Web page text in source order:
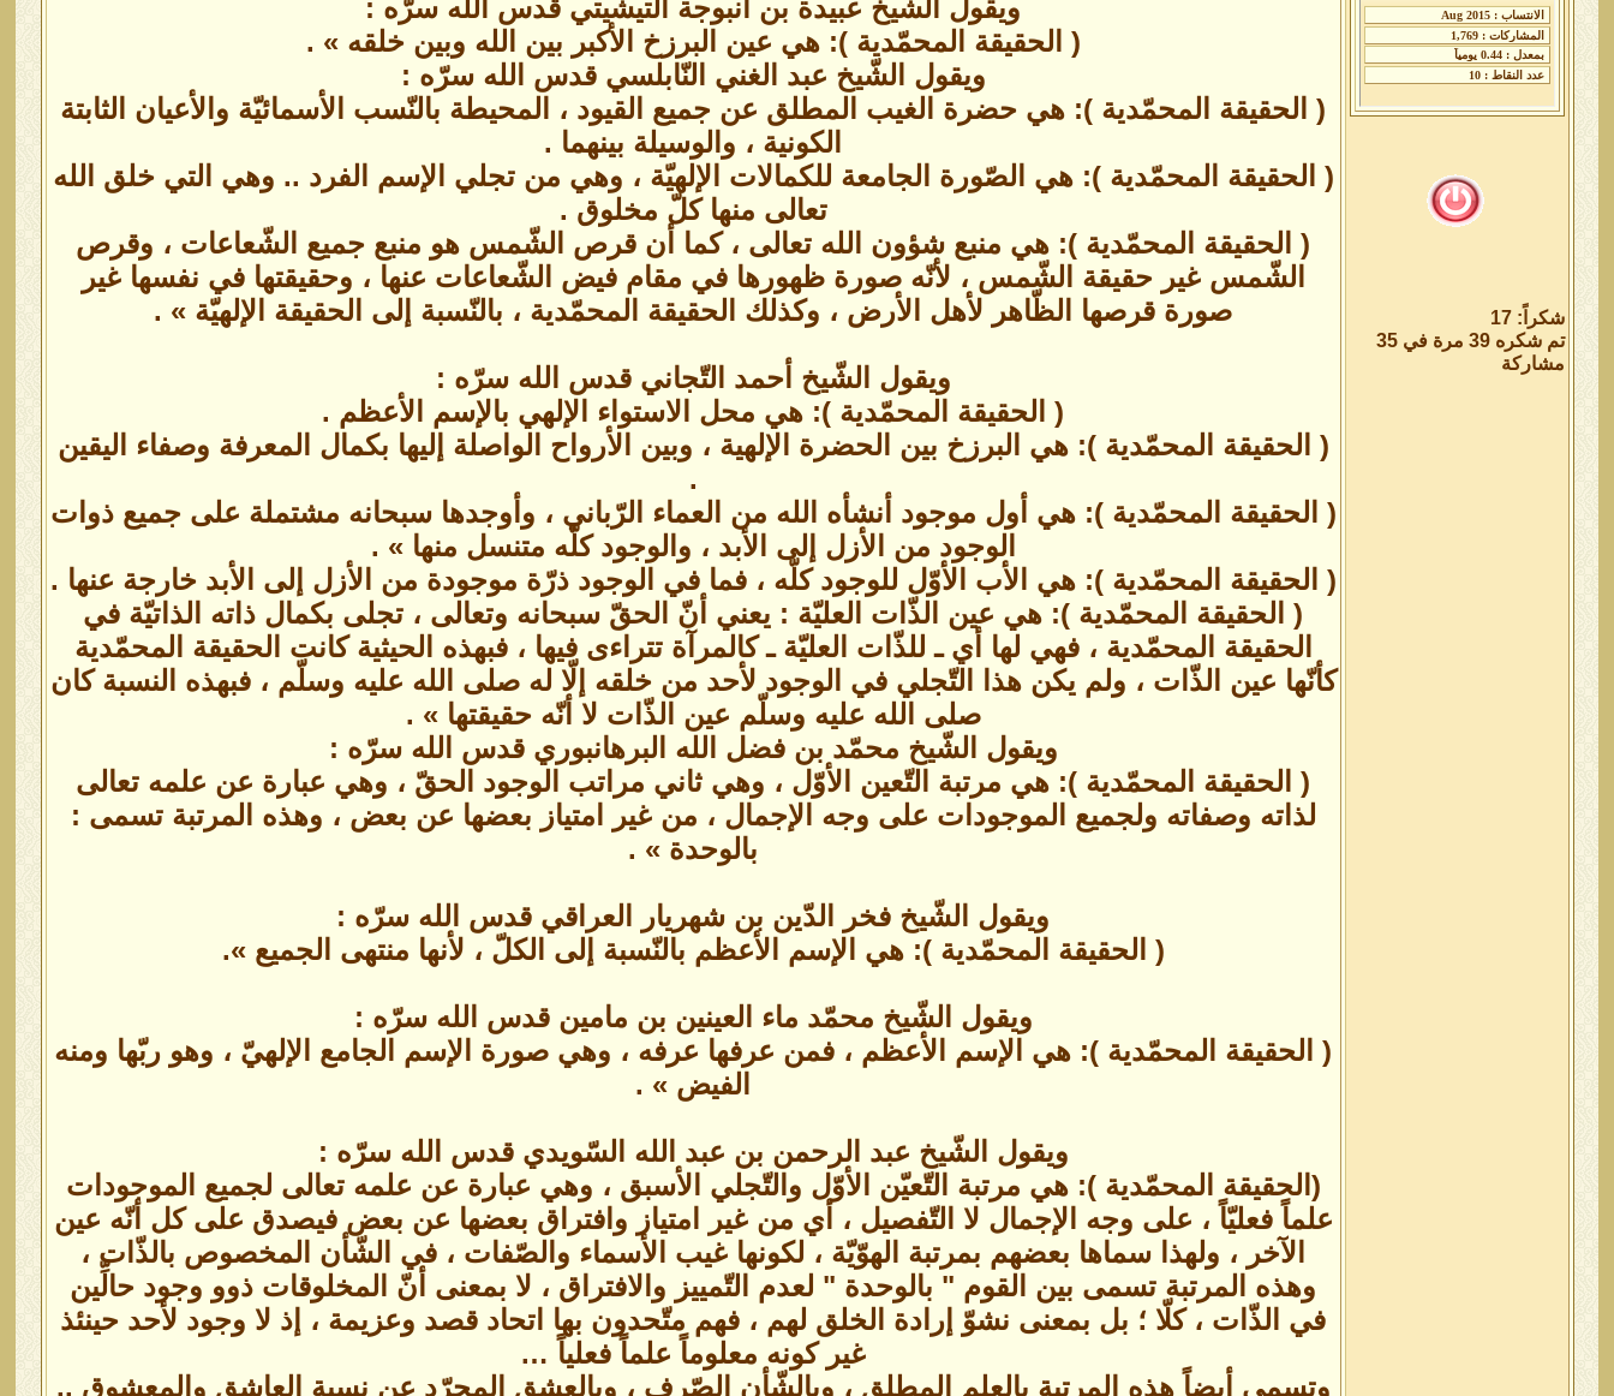
شكراً: 17
تم شكره 39 مرة في 35
مشاركة
ويقول الشّيخ عبيدة بن أنبوجة التيشيتي قدس الله سرّه :
( الحقيقة المحمّدية ): هي عين البرزخ الأكبر بين الله وبين خلقه » .
ويقول الشّيخ عبد الغني النّابلسي قدس الله سرّه :
( الحقيقة المحمّدية ): هي حضرة الغيب المطلق عن جميع القيود ، المحيطة بالنّسب الأسمائيّة والأعيان الثابتة
الكونية ، والوسيلة بينهما .
( الحقيقة المحمّدية ): هي الصّورة الجامعة للكمالات الإلهيّة ، وهي من تجلي الإسم الفرد .. وهي التي خلق الله
تعالى منها كلّ مخلوق .
( الحقيقة المحمّدية ): هي منبع شؤون الله تعالى ، كما أن قرص الشّمس هو منبع جميع الشّعاعات ، وقرص
الشّمس غير حقيقة الشّمس ، لأنّه صورة ظهورها في مقام فيض الشّعاعات عنها ، وحقيقتها في نفسها غير
صورة قرصها الظّاهر لأهل الأرض ، وكذلك الحقيقة المحمّدية ، بالنّسبة إلى الحقيقة الإلهيّة » .
ويقول الشّيخ أحمد التّجاني قدس الله سرّه :
( الحقيقة المحمّدية ): هي محل الاستواء الإلهي بالإسم الأعظم .
( الحقيقة المحمّدية ): هي البرزخ بين الحضرة الإلهية ، وبين الأرواح الواصلة إليها بكمال المعرفة وصفاء اليقين
.
( الحقيقة المحمّدية ): هي أول موجود أنشأه الله من العماء الرّباني ، وأوجدها سبحانه مشتملة على جميع ذوات
الوجود من الأزل إلى الأبد ، والوجود كلّه متنسل منها » .
( الحقيقة المحمّدية ): هي الأب الأوّل للوجود كلّه ، فما في الوجود ذرّة موجودة من الأزل إلى الأبد خارجة عنها .
( الحقيقة المحمّدية ): هي عين الذّات العليّة : يعني أنّ الحقّ سبحانه وتعالى ، تجلى بكمال ذاته الذاتيّة في
الحقيقة المحمّدية ، فهي لها أي ـ للذّات العليّة ـ كالمرآة تتراءى فيها ، فبهذه الحيثية كانت الحقيقة المحمّدية
كأنّها عين الذّات ، ولم يكن هذا التّجلي في الوجود لأحد من خلقه إلّا له صلى الله عليه وسلّم ، فبهذه النسبة كان
صلى الله عليه وسلّم عين الذّات لا أنّه حقيقتها » .
ويقول الشّيخ محمّد بن فضل الله البرهانبوري قدس الله سرّه :
( الحقيقة المحمّدية ): هي مرتبة التّعين الأوّل ، وهي ثاني مراتب الوجود الحقّ ، وهي عبارة عن علمه تعالى
لذاته وصفاته ولجميع الموجودات على وجه الإجمال ، من غير امتياز بعضها عن بعض ، وهذه المرتبة تسمى :
بالوحدة » .
ويقول الشّيخ فخر الدّين بن شهريار العراقي قدس الله سرّه :
( الحقيقة المحمّدية ): هي الإسم الأعظم بالنّسبة إلى الكلّ ، لأنها منتهى الجميع ».
ويقول الشّيخ محمّد ماء العينين بن مامين قدس الله سرّه :
( الحقيقة المحمّدية ): هي الإسم الأعظم ، فمن عرفها عرفه ، وهي صورة الإسم الجامع الإلهيّ ، وهو ربّها ومنه
الفيض » .
ويقول الشّيخ عبد الرحمن بن عبد الله السّويدي قدس الله سرّه :
(الحقيقة المحمّدية ): هي مرتبة التّعيّن الأوّل والتّجلي الأسبق ، وهي عبارة عن علمه تعالى لجميع الموجودات
علماً فعليّاً ، على وجه الإجمال لا التّفصيل ، أي من غير امتياز وافتراق بعضها عن بعض فيصدق على كل أنّه عين
الآخر ، ولهذا سماها بعضهم بمرتبة الهوّيّة ، لكونها غيب الأسماء والصّفات ، في الشّأن المخصوص بالذّات ،
وهذه المرتبة تسمى بين القوم " بالوحدة " لعدم التّمييز والافتراق ، لا بمعنى أنّ المخلوقات ذوو وجود حالِّين
في الذّات ، كلّا ؛ بل بمعنى نشوّ إرادة الخلق لهم ، فهم متّحدون بها اتحاد قصد وعزيمة ، إذ لا وجود لأحد حينئذ
غير كونه معلوماً علماً فعلياً …
وتسمى أيضاً هذه المرتبة بالعلم المطلق ، وبالشّأن الصّرف ، وبالعشق المجرّد عن نسبة العاشق والمعشوق ..